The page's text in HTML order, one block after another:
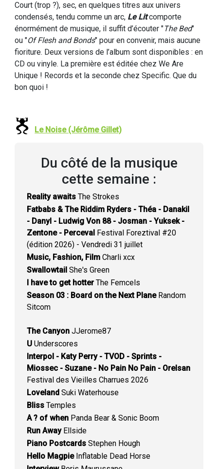
Court (trop ?), sec, en quelques titres aux univers
condensés, tendu comme un arc, Le Litcomporte
énormément de musique, il suffit d’écouter "The Bed"
ou "Of Flesh and Bonds" pour en convenir, mais aucune
fioriture. Deux versions de l’album sont disponibles : en
CD ou vinyle. La première est éditée chez We Are
Unique ! Records et la seconde chez Specific. Que du
bon quoi !
Le Noise (Jérôme Gillet)
Du côté de la musique
cette semaine :
Reality awaits The Strokes
Fatbabs & The Riddim Ryders - Théa - Danakil
- Danyl - Ludwig Von 88 - Josman - Yuksek -
Zentone - Perceval Festival Foreztival #20
(édition 2026) - Vendredi 31 juillet
Music, Fashion, Film Charli xcx
Swallowtail She's Green
I have to get hotterThe Femcels
Season 03 : Board on the Next PlaneRandom
Sitcom
The Canyon JJerome87
U Underscores
Interpol - Katy Perry - TVOD - Sprints -
Miossec - Suzane - No Pain No Pain - Orelsan
Festival des Vieilles Charrues 2026
Loveland Suki Waterhouse
Bliss Temples
A ? of when Panda Bear & Sonic Boom
Run AwayEllside
Piano Postcards Stephen Hough
Hello MagpieInflatable Dead Horse